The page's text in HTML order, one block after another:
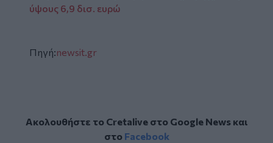
ύψους 6,9 δισ. ευρώ
Πηγή:newsit.gr
Ακολουθήστε το Cretalive στο Google Newsκαι
στο Facebook